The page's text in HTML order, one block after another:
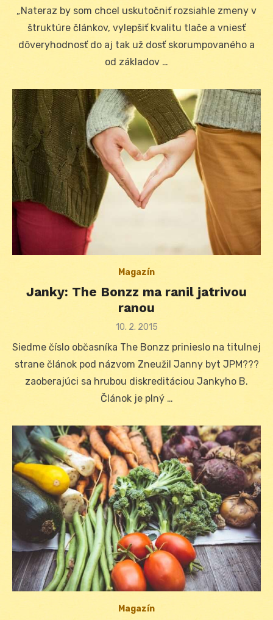
„Nateraz by som chcel uskutočniť rozsiahle zmeny v
štruktúre článkov, vylepšiť kvalitu tlače a vniesť
dôveryhodnosť do aj tak už dosť skorumpovaného a
od základov …
Magazín
Janky: The Bonzz ma ranil jatrivou
ranou
Posted
10. 2. 2015
Siedme číslo občasníka The Bonzz prinieslo na titulnej
strane článok pod názvom Zneužil Janny byt JPM???
zaoberajúci sa hrubou diskreditáciou Jankyho B.
Článok je plný …
Magazín